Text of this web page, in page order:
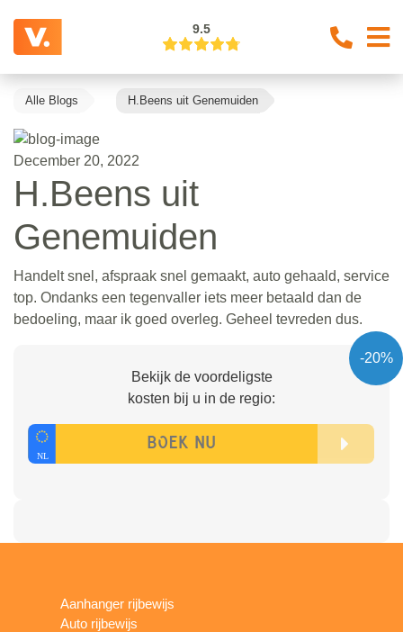
9.5
Alle Blogs H.Beens uit Genemuiden
December 20, 2022
H.Beens uit
Genemuiden
Handelt snel, afspraak snel gemaakt, auto gehaald, service
top. Ondanks een tegenvaller iets meer betaald dan de
bedoeling, maar ik goed overleg. Geheel tevreden dus.
-20%
Bekijk de voordeligste
kosten bij u in de regio:
Aanhanger rijbewijs
Auto rijbewijs